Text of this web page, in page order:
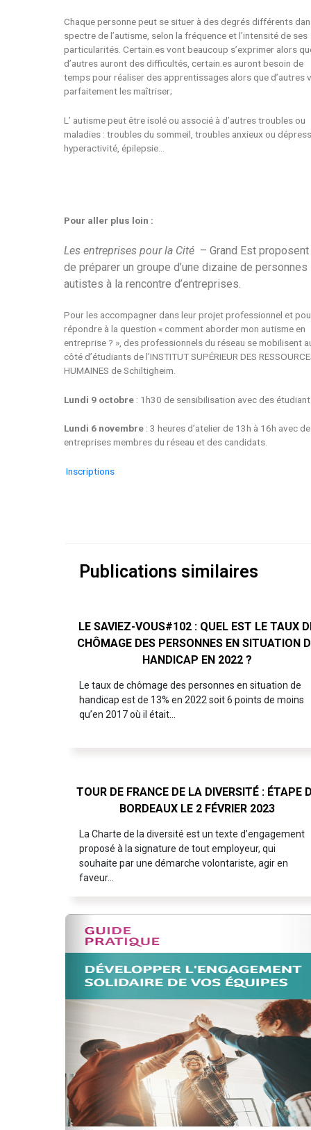
Chaque personne peut se situer à des degrés différents
spectre de l’autisme, selon la fréquence et l’intensité de ses
particularités. Certain.es vont beaucoup s’exprimer alors
d’autres auront des difficultés, certain.es auront besoin de
temps pour réaliser des apprentissages alors que d’autres
parfaitement les maîtriser;
L’ autisme peut être isolé ou associé à d’autres troubles ou
maladies : troubles du sommeil, troubles anxieux ou
hyperactivité, épilepsie…
Pour aller plus loin :
Les entreprises pour la Cité – Grand Est proposent
de préparer un groupe d’une dizaine de personnes
autistes à la rencontre d’entreprises.
Pour les accompagner dans leur projet professionnel et
répondre à la question « comment aborder mon autisme en
entreprise ? », des professionnels du réseau se mobilisent
côté d’étudiants de l’INSTITUT SUPÉRIEUR DES
HUMAINES de Schiltigheim.
Lundi 9 octobre : 1h30 de sensibilisation avec des
Lundi 6 novembre : 3 heures d’atelier de 13h à 16h avec
entreprises membres du réseau et des candidats.
Inscriptions
Publications similaires
LE SAVIEZ-VOUS#102 : QUEL EST LE TAUX
CHÔMAGE DES PERSONNES EN SITUATION
HANDICAP EN 2022 ?
Le taux de chômage des personnes en situation de
handicap est de 13% en 2022 soit 6 points de moins
qu’en 2017 où il était…
TOUR DE FRANCE DE LA DIVERSITÉ : ÉTAPE
BORDEAUX LE 2 FÉVRIER 2023
La Charte de la diversité est un texte d’engagement
proposé à la signature de tout employeur, qui
souhaite par une démarche volontariste, agir en
faveur…